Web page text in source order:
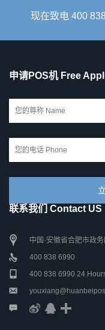
现在致电 400
申请POS机 Free
联系我们 Contact US
中国·安徽省合肥市政
400 838 6990
400 838 6990 24